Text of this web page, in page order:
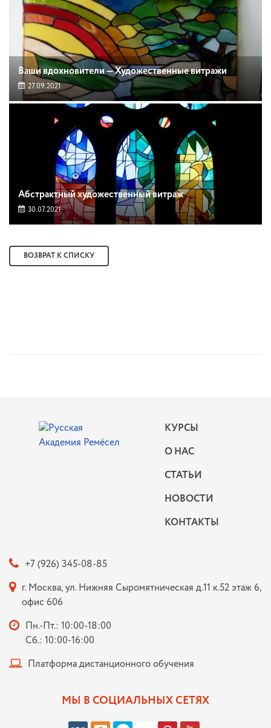
Ваши вдохновители — Художественные витражи
27.09.2021
Абстрактный художественный витраж
30.07.2021
ВОЗВРАТ К СПИСКУ
КУРСЫ
О НАС
СТАТЬИ
НОВОСТИ
КОНТАКТЫ
МЫ В СОЦИАЛЬНЫХ СЕТЯХ
+7 (926) 345-08-85
г. Москва, ул. Нижняя Сыромятническая д.11 к.52 этаж 6,
офис 606
Пн.-Пт.: 10:00-18:00
Сб.: 10:00-16:00
Платформа дистанционного обучения